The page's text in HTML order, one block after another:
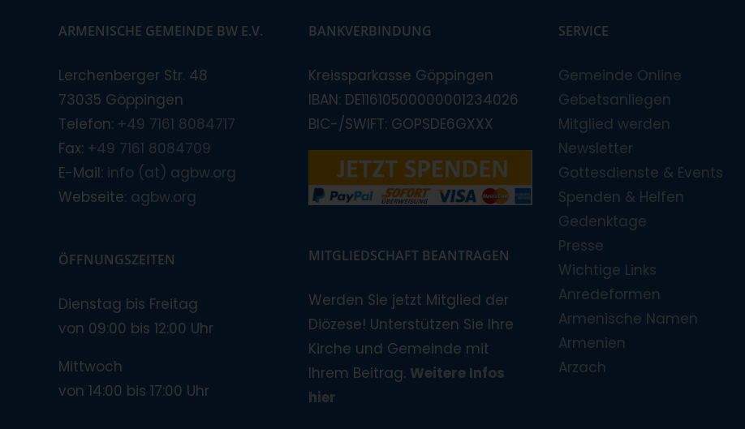
ARMENISCHE GEMEINDE BW E.V.
Lerchenberger Str. 48
73035 Göppingen
Telefon: +49 7161 8084717
Fax: +49 7161 8084709
E-Mail: info (at) agbw.org
Webseite: agbw.org
ÖFFNUNGSZEITEN
Dienstag bis Freitag
von 09:00 bis 12:00 Uhr
Mittwoch
von 14:00 bis 17:00 Uhr
BANKVERBINDUNG
Kreissparkasse Göppingen
IBAN: DE11610500000001234026
BIC-/SWIFT: GOPSDE6GXXX
MITGLIEDSCHAFT BEANTRAGEN
Werden Sie jetzt Mitglied der
Diözese! Unterstützen Sie Ihre
Kirche und Gemeinde mit
Ihrem Beitrag. Weitere Infos
hier
SERVICE
Gemeinde Online
Gebetsanliegen
Mitglied werden
Newsletter
Gottesdienste & Events
Spenden & Helfen
Gedenktage
Presse
Wichtige Links
Anredeformen
Armenische Namen
Armenien
Arzach